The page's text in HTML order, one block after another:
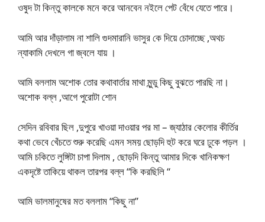
ওষুদ টা কিন্তু কালকে মনে করে আনবেন নইলে পেট বেঁধে যেতে পারে।
আমি আর দাঁড়ালাম না শালি গুদমারানি ভাসুর কে দিয়ে চোদাচ্ছে ,অথচ
ন্যাকামি দেখলে গা জ্বলে যায় ।
আমি বললাম অশোক তোর কথাবার্তার মাথা মুন্ডু কিছু বুঝতে পারছি না।
অশোক বল্ল ,আগে পুরোটা শোন
সেদিন রবিবার ছিল ,দুপুরে খাওয়া দাওয়ার পর মা – জ্যাঠার কেলোর কীর্তির
কথা ভেবে খেঁচতে শুরু করেছি এমন সময় ছোড়দি হুট করে ঘরে ঢুকে পড়ল ।
আমি চকিতে লুঙ্গিটা চাপা দিলাম , ছোড়দি কিন্তু আমার দিকে খানিকক্ষণ
একদৃষ্টে তাকিয়ে থাকল তারপর বল্ল “কি করছিলি “
আমি ভালমানুষের মত বললাম “কিছু না”